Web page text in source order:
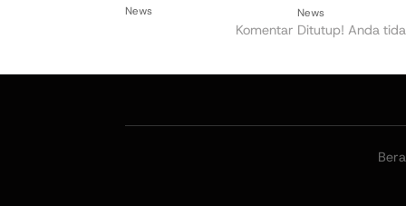
News News
Komentar Ditutup! Anda